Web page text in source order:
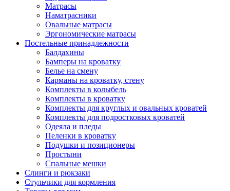
Матрасы
Наматрасники
Овальные матрасы
Эргономические матрасы
Постельные принадлежности
Балдахины
Бамперы на кроватку
Белье на смену
Карманы на кроватку, стену
Комплекты в колыбель
Комплекты в кроватку
Комплекты для круглых и овальных кроватей
Комплекты для подростковых кроватей
Одеяла и пледы
Пеленки в кроватку
Подушки и позиционеры
Простыни
Спальные мешки
Слинги и рюкзаки
Стульчики для кормления